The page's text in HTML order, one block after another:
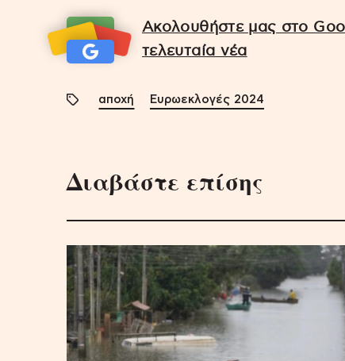
Ακολουθήστε μας στο
τελευταία νέα
αποχή Ευρωεκλογές 2024
Διαβάστε επίσης